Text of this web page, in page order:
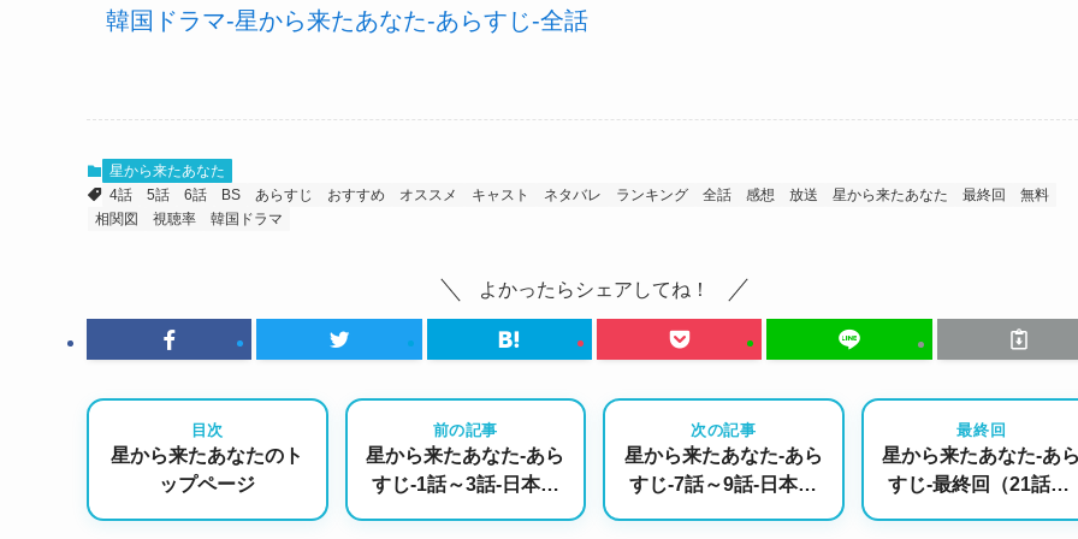
韓国ドラマ-星から来たあなた-あらすじ-全話
星から来たあなた
4話
5話 6話 BS あらすじ おすすめ オススメ キャスト ネタバレ ランキング 全話 感想 放送 星から来たあなた 最終回
無料
相関図
視聴率 韓国ドラマ
よかったらシェアしてね！
目次
星から来たあなたのト
ップページ
前の記事
星から来たあなた-あら
すじ-1話～3話-日本語
次の記事
星から来たあなた-あら
すじ-7話～9話-日本語
最終回
星から来たあなた-あ
すじ-最終回（21話）-